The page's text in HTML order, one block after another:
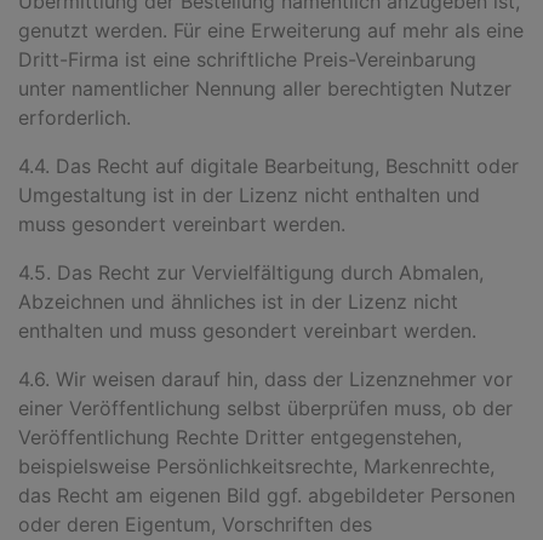
genutzt werden. Für eine Erweiterung auf mehr als eine
Dritt-Firma ist eine schriftliche Preis-Vereinbarung
unter namentlicher Nennung aller berechtigten Nutzer
erforderlich.
4.4. Das Recht auf digitale Bearbeitung, Beschnitt oder
Umgestaltung ist in der Lizenz nicht enthalten und
muss gesondert vereinbart werden.
4.5. Das Recht zur Vervielfältigung durch Abmalen,
Abzeichnen und ähnliches ist in der Lizenz nicht
enthalten und muss gesondert vereinbart werden.
4.6. Wir weisen darauf hin, dass der Lizenznehmer vor
einer Veröffentlichung selbst überprüfen muss, ob der
Veröffentlichung Rechte Dritter entgegenstehen,
beispielsweise Persönlichkeitsrechte, Markenrechte,
das Recht am eigenen Bild ggf. abgebildeter Personen
oder deren Eigentum, Vorschriften des